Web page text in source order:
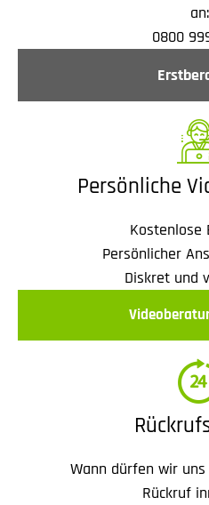
an:
0800
Persönliche
Kostenlose
Persönlicher
Diskret und
Wann dürfen wir
Rückruf